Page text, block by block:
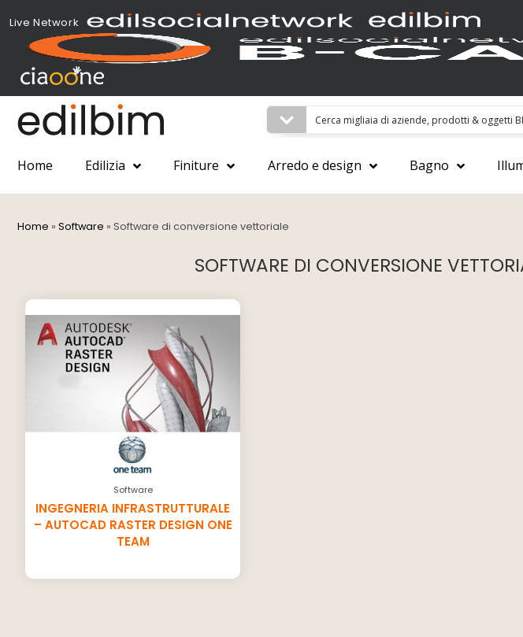
Live Network
Home Edilizia Finiture Arredo e design Bagno
Home » Software » Software di conversione vettoriale
SOFTWARE DI CONVERSIONE
Software
INGEGNERIA INFRASTRUTTURALE
– AUTOCAD RASTER DESIGN ONE
TEAM